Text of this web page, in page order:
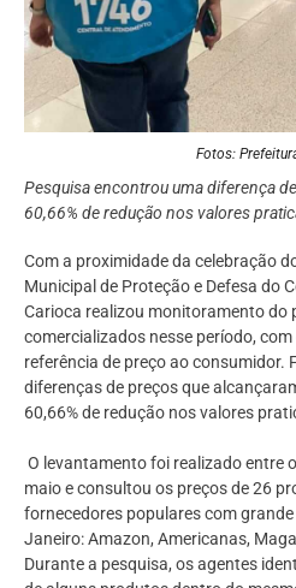
Fotos:
Pesquisa encontrou uma diferença
60,66% de redução nos valores
Com a proximidade da celebração
Municipal de Proteção e Defesa do
Carioca realizou monitoramento do
comercializados nesse período,
referência de preço ao consumidor.
diferenças de preços que
60,66% de redução nos valores
O levantamento foi realizado entre
maio e consultou os preços de 26
fornecedores populares com
Janeiro: Amazon, Americanas,
Durante a pesquisa, os agentes